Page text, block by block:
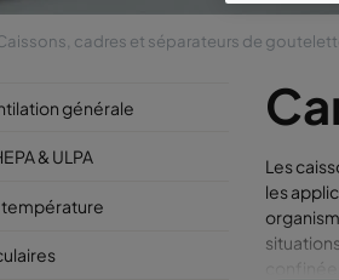
cadres et séparateurs de
générale
& ULPA
température
Les
les